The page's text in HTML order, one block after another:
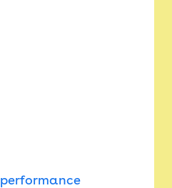
performance